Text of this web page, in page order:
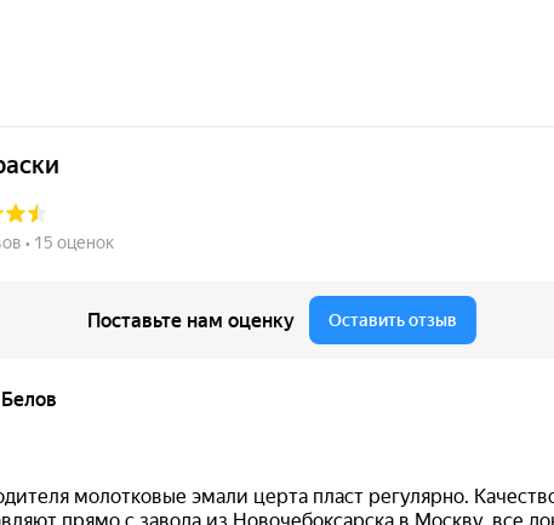
для защиты металла, цвет серый
защиты металла
и сооружений